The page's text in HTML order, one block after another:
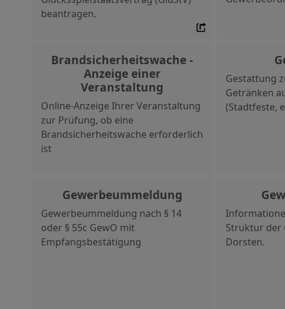
beantragen.
Brandsicherheitswache -
Anzeige einer
Veranstaltung
Online-Anzeige Ihrer Veranstaltung
zur Prüfung, ob eine
Brandsicherheitswache erforderlich
ist
Gestattung
Getränken
(Stadtfeste,
Gewerbeummeldung
Gewerbeummeldung nach § 14
oder § 55c GewO mit
Empfangsbestätigung
Struktur der
Dorsten.